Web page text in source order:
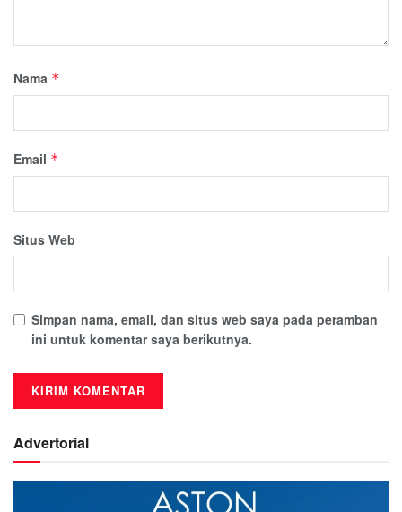
Nama *
Email *
Situs Web
Simpan nama, email, dan situs web saya pada peramban
ini untuk komentar saya berikutnya.
Advertorial